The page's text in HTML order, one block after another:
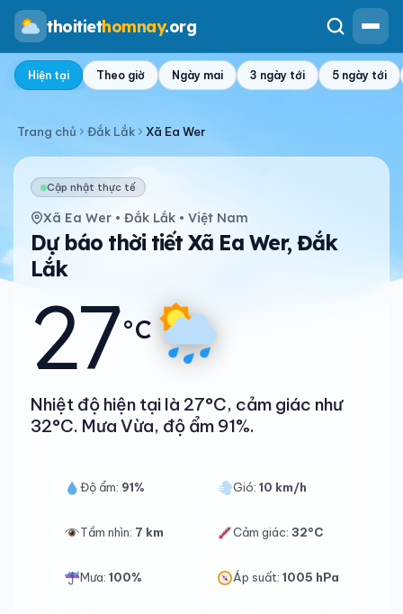
thoitiethomnay.org
Hiện tại Theo giờ Ngày mai 3 ngày tới 5 ngày tới
Trang chủ Đắk Lắk Xã Ea Wer
Cập nhật thực tế
Xã Ea Wer • Đắk Lắk • Việt Nam
Dự báo thời tiết Xã Ea Wer, Đắk
Lắk
27°C
Nhiệt độ hiện tại là 27°C, cảm giác như
32°C. Mưa Vừa, độ ẩm 91%.
Độ ẩm: 91% Gió:10 km/h
Tầm nhìn: 7 km Cảm giác:32°C
Mưa: 100% Áp suất:1005 hPa